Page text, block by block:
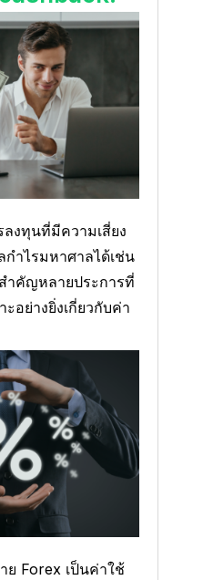
ลงทุนที่มีความเสี่ยง
ำไรมหาศาลได้เช่น
ำคัญหลายประการที่
อย่างยิ่งเกี่ยวกับค่า
ย Forex เป็นค่าใช้